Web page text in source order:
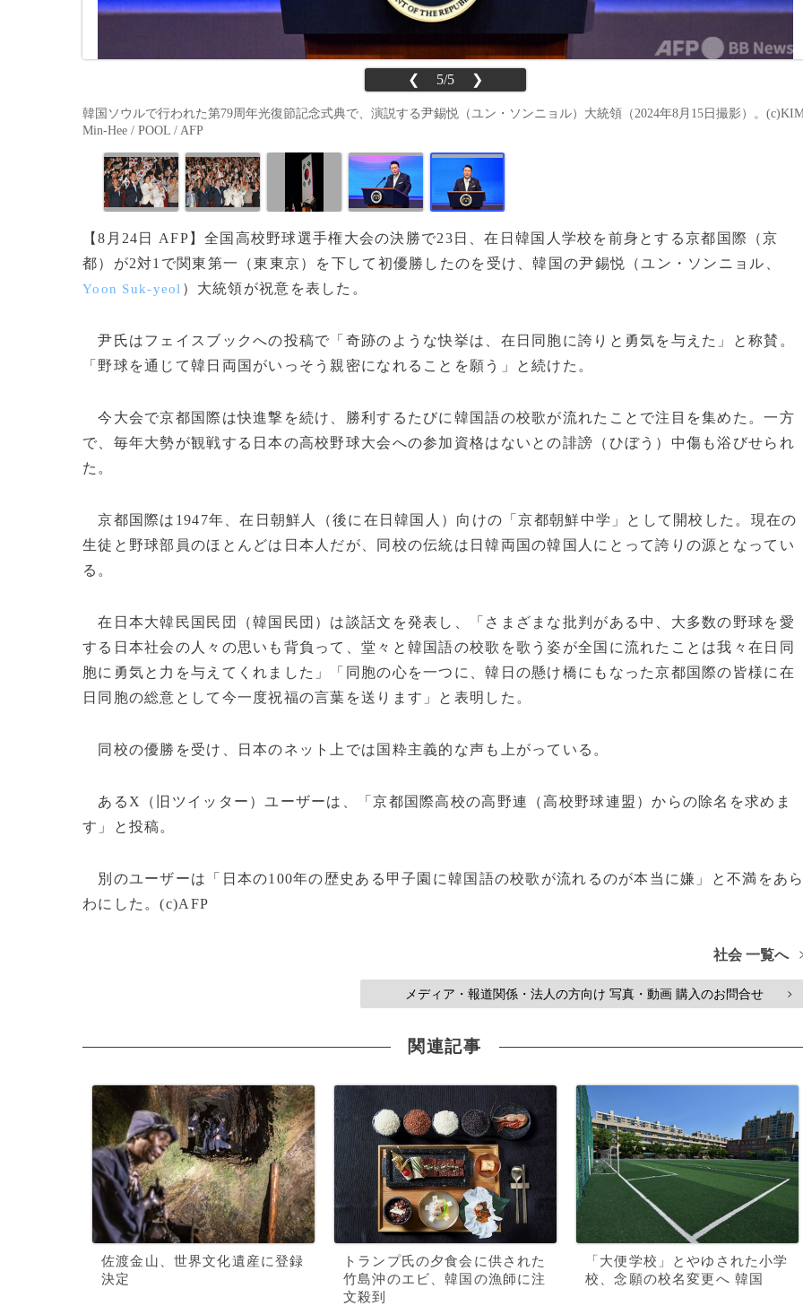
❮ 5/5 ❯
韓国ソウルで行われた第79周年光復節記念式典で、演説する尹錫悦（ユン・ソンニョル）大統領（2024年8月15日撮影）。
Min-Hee / POOL / AFP
【8月24日 AFP】全国高校野球選手権大会の決勝で23日、在日韓国人学校を前身とする京都国際（京
都）が2対1で関東第一（東東京）を下して初優勝したのを受け、韓国の尹錫悦（ユン・ソンニョル、
Yoon Suk-yeol ）大統領が祝意を表した。
尹氏はフェイスブックへの投稿で「奇跡のような快挙は、在日同胞に誇りと勇気を与えた」と称賛。
「野球を通じて韓日両国がいっそう親密になれることを願う」と続けた。
今大会で京都国際は快進撃を続け、勝利するたびに韓国語の校歌が流れたことで注目を集めた。一方
で、毎年大勢が観戦する日本の高校野球大会への参加資格はないとの誹謗（ひぼう）中傷も浴びせられ
た。
京都国際は1947年、在日朝鮮人（後に在日韓国人）向けの「京都朝鮮中学」として開校した。現在の
生徒と野球部員のほとんどは日本人だが、同校の伝統は日韓両国の韓国人にとって誇りの源となってい
る。
在日本大韓民国民団（韓国民団）は談話文を発表し、「さまざまな批判がある中、大多数の野球を愛
する日本社会の人々の思いも背負って、堂々と韓国語の校歌を歌う姿が全国に流れたことは我々在日同
胞に勇気と力を与えてくれました」「同胞の心を一つに、韓日の懸け橋にもなった京都国際の皆様に在
日同胞の総意として今一度祝福の言葉を送ります」と表明した。
同校の優勝を受け、日本のネット上では国粋主義的な声も上がっている。
あるX（旧ツイッター）ユーザーは、「京都国際高校の高野連（高校野球連盟）からの除名を求めま
す」と投稿。
別のユーザーは「日本の100年の歴史ある甲子園に韓国語の校歌が流れるのが本当に嫌」と不満をあ
わにした。(c)AFP
社会 一覧へ
メディア・報道関係・法人の方向け 写真・動画 購入のお問合せ >
関連記事
佐渡金山、世界文化遺産に登録
決定
トランプ氏の夕食会に供された
竹島沖のエビ、韓国の漁師に注
文殺到
「大便学校」とやゆされた小学
校、念願の校名変更へ 韓国